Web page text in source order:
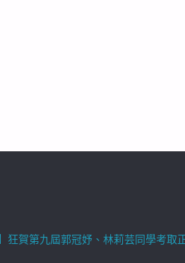
狂賀第九屆郭冠妤、林莉芸同學考取